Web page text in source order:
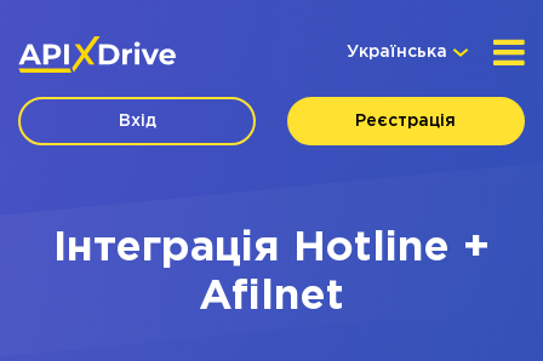
Українська
Вхід Реєстрація
Інтеграція Hotline +
Afilnet